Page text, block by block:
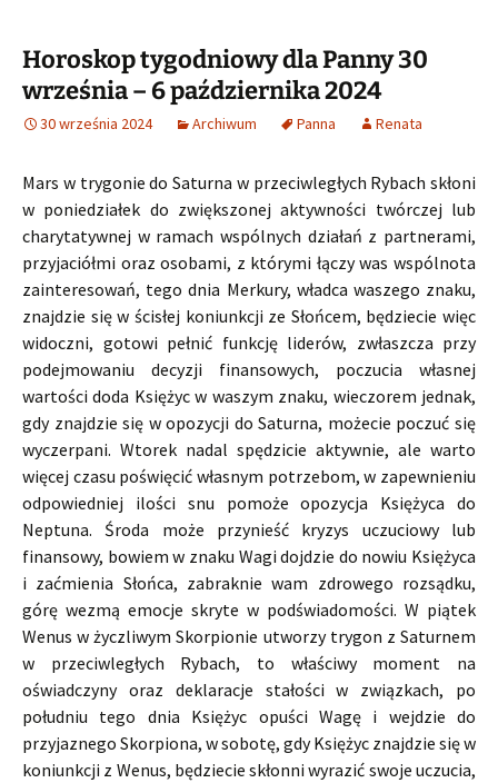
Horoskop tygodniowy dla Panny 30
września – 6 października 2024
30 września 2024 Archiwum Panna Renata
Mars w trygonie do Saturna w przeciwległych Rybach skłoni
w poniedziałek do zwiększonej aktywności twórczej lub
charytatywnej w ramach wspólnych działań z partnerami,
przyjaciółmi oraz osobami, z którymi łączy was wspólnota
zainteresowań, tego dnia Merkury, władca waszego znaku,
znajdzie się w ścisłej koniunkcji ze Słońcem, będziecie więc
widoczni, gotowi pełnić funkcję liderów, zwłaszcza przy
podejmowaniu decyzji finansowych, poczucia własnej
wartości doda Księżyc w waszym znaku, wieczorem jednak,
gdy znajdzie się w opozycji do Saturna, możecie poczuć się
wyczerpani. Wtorek nadal spędzicie aktywnie, ale warto
więcej czasu poświęcić własnym potrzebom, w zapewnieniu
odpowiedniej ilości snu pomoże opozycja Księżyca do
Neptuna. Środa może przynieść kryzys uczuciowy lub
finansowy, bowiem w znaku Wagi dojdzie do nowiu Księżyca
i zaćmienia Słońca, zabraknie wam zdrowego rozsądku,
górę wezmą emocje skryte w podświadomości. W piątek
Wenus w życzliwym Skorpionie utworzy trygon z Saturnem
w przeciwległych Rybach, to właściwy moment na
oświadczyny oraz deklaracje stałości w związkach, po
południu tego dnia Księżyc opuści Wagę i wejdzie do
przyjaznego Skorpiona, w sobotę, gdy Księżyc znajdzie się w
koniunkcji z Wenus, będziecie skłonni wyrazić swoje uczucia,